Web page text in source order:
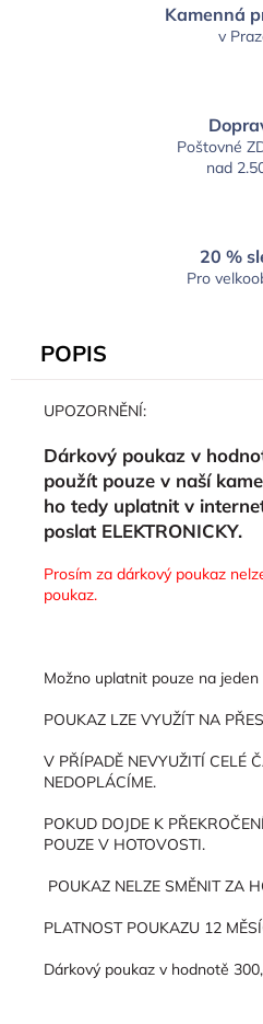
Kamenná
v
Poštovné
nad
20 %
Pro
POPIS
UPOZORNĚNÍ:
Dárkový poukaz v
použít pouze v naší
ho tedy uplatnit v
poslat ELEKTRONICKY.
Prosím za dárkový poukaz
poukaz.
Možno uplatnit pouze na jeden
POUKAZ LZE VYUŽÍT NA
V PŘÍPADĚ NEVYUŽITÍ CELÉ
NEDOPLÁCÍME.
POKUD DOJDE K
POUZE V HOTOVOSTI.
POUKAZ NELZE SMĚNIT ZA
PLATNOST POUKAZU 12
Dárkový poukaz v hodnotě